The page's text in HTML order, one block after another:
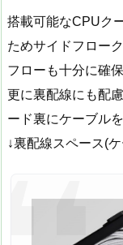
搭載可能なCPUク
ためサイドフロー
フローも十分に確
更に裏配線にも配
ード裏にケーブル
↓裏配線スペース(